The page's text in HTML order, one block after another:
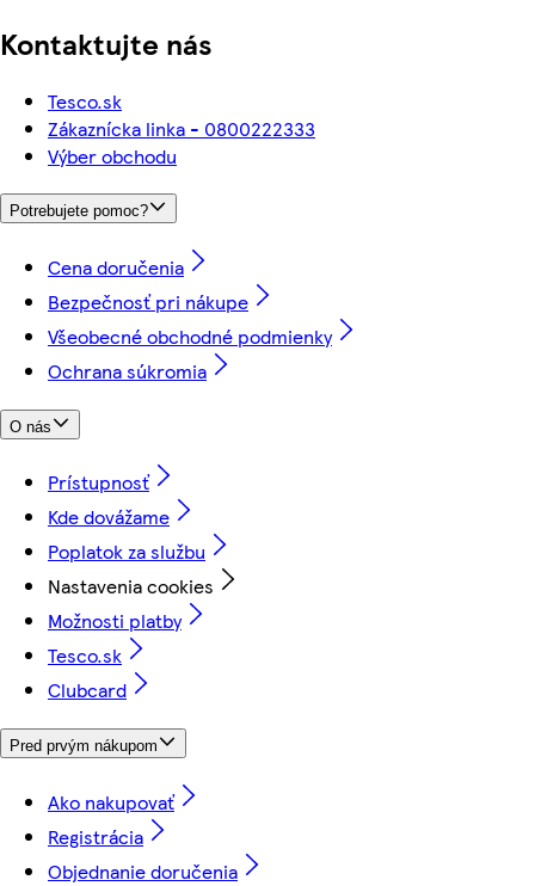
Kontaktujte nás
Tesco.sk
Zákaznícka linka - 0800222333
Výber obchodu
Potrebujete pomoc?
Cena doručenia
Bezpečnosť pri nákupe
Všeobecné obchodné podmienky
Ochrana súkromia
O nás
Prístupnosť
Kde dovážame
Poplatok za službu
Nastavenia cookies
Možnosti platby
Tesco.sk
Clubcard
Pred prvým nákupom
Ako nakupovať
Registrácia
Objednanie doručenia